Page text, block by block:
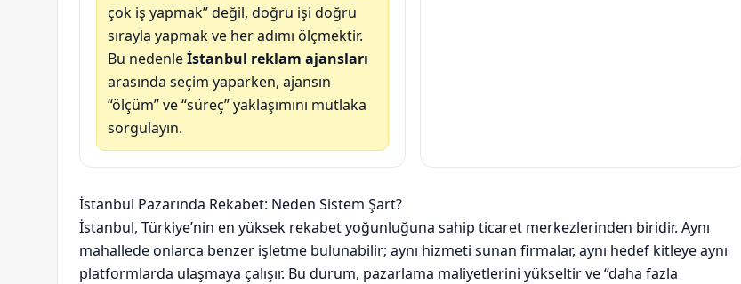
çok iş yapmak” değil, doğru işi doğru
sırayla yapmak ve her adımı ölçmektir.
Bu nedenleİstanbul reklam ajansları
arasında seçim yaparken, ajansın
“ölçüm” ve “süreç” yaklaşımını mutlaka
sorgulayın.
İstanbul Pazarında Rekabet: Neden Sistem Şart?
İstanbul, Türkiye’nin en yüksek rekabet yoğunluğuna sahip ticaret merkezlerinden biridir. Aynı
mahallede onlarca benzer işletme bulunabilir; aynı hizmeti sunan firmalar, aynı hedef kitleye aynı
platformlarda ulaşmaya çalışır. Bu durum, pazarlama maliyetlerini yükseltir ve “daha fazla